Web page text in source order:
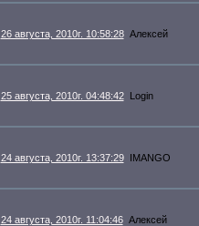
26 августа, 2010г. 10:58:28 Алексей
25 августа, 2010г. 04:48:42 Login
24 августа, 2010г. 13:37:29 IMANGO
24 августа, 2010г. 11:04:46 Алексей